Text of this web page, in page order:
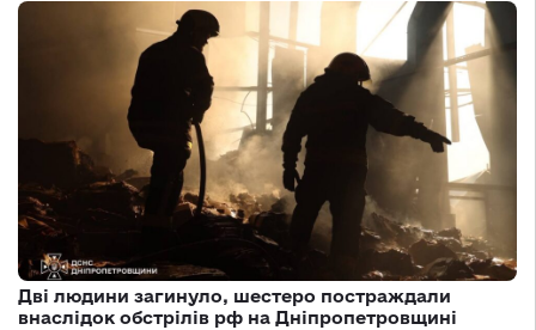
Дві людини загинуло, шестеро постраждали
внаслідок обстрілів рф на Дніпропетровщині